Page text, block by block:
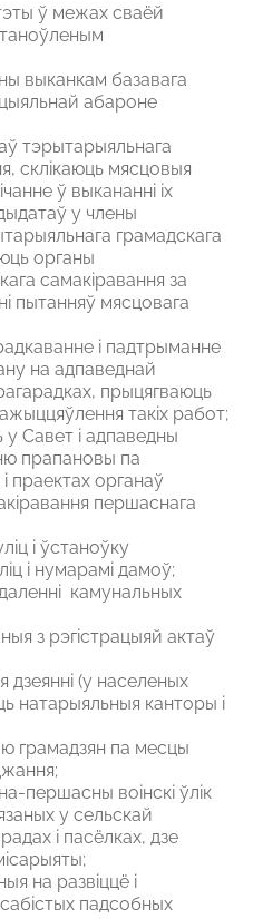
ў межах сваёй
выканкам базавага
абароне
тэрытарыяльнага
склікаюць мясцовыя
ў выкананні іх
у члены
грамадскага
органы
самакіравання за
пытанняў мясцовага
і падтрыманне
на адпаведнай
прыцягваюць
ажыццяўлення такіх работ;
Савет і адпаведны
прапановы па
праектах органаў
першаснага
і ўстаноўку
і нумарамі дамоў;
камунальных
з рэгістрацыяй актаў
(у населеных
натарыяльныя канторы і
грамадзян па месцы
першасны воінскі ўлік
у сельскай
і пасёлках, дзе
на развіццё і
падсобных